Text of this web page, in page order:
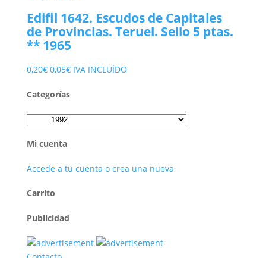
era:
2,90€.
es:
1,50€.
Edifil 1642. Escudos de Capitales
de Provincias. Teruel. Sello 5 ptas.
** 1965
0,20€ El
original
0,20€.
0,05€El
actual
0,05€.
IVA INCLUÍDO
Categorías
Mi cuenta
Accede a tu cuenta o crea una nueva
Carrito
Publicidad